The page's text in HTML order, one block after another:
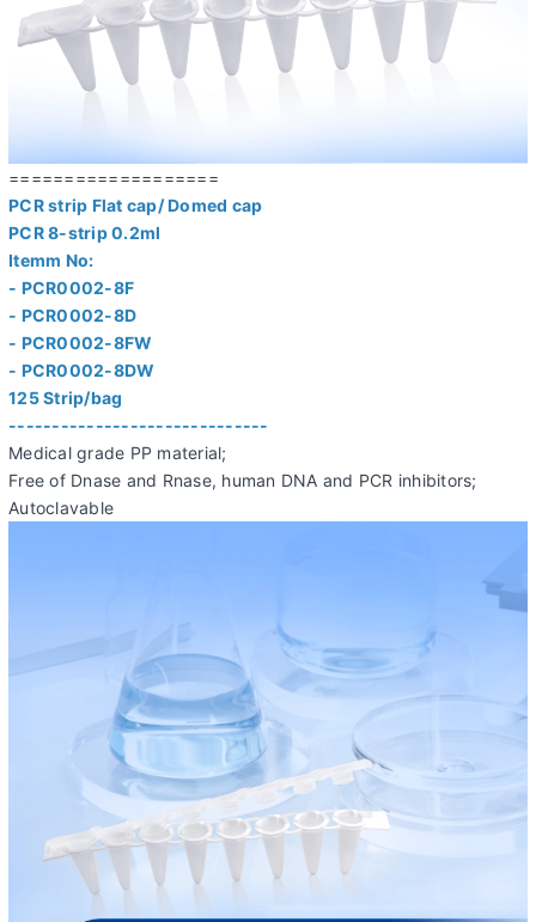
===================
PCR strip Flat cap/ Domed cap
PCR 8-strip 0.2ml
Itemm No:
- PCR0002-8F
- PCR0002-8D
- PCR0002-8FW
- PCR0002-8DW
125 Strip/bag
------------------------------
Medical grade PP material;
Free of Dnase and Rnase, human DNA and PCR inhibitors;
Autoclavable